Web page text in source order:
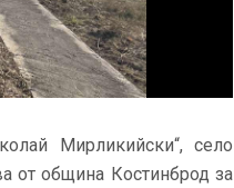
Мирликийски“, село
от община Костинброд за